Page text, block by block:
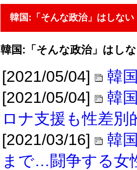
韓国:「そんな政治」はしない
韓国:「そんな政治」はし
[2021/05/04]
韓
[2021/05/04]
韓
ロナ支援も性差別
[2021/03/16]
韓
まで…闘争する女